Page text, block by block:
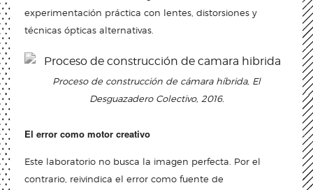
experimentación práctica con lentes, distorsiones y
técnicas ópticas alternativas.
Proceso de construcción de cámara híbrida, El
Desguazadero Colectivo, 2016.
El error como motor creativo
Este laboratorio no busca la imagen perfecta. Por el
contrario, reivindica el error como fuente de